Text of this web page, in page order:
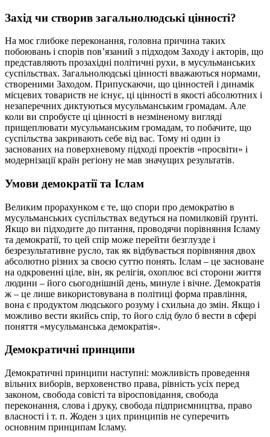
Захід чи створив загальнолюдські цінності?
На моє глибоке переконання, головна причина таких
побоювань і спорів пов’язаний з підходом Заходу і акторів, що
представляють прозахідні політичні рухи, в мусульманських
суспільствах. Загальнолюдські цінності вважаються нормами,
створеними Заходом. Припускаючи, що цінностей і динамік
місцевих товариств не існує, ці цінності в якості абсолютних і
незаперечних диктуються мусульманським громадам. Але
коли ви спробуєте ці цінності в незміненому вигляді
прищеплювати мусульманським громадам, то побачите, що
суспільства закривають себе від вас. Тому ні один із
заснованих на поверхневому підході проектів «просвіти» і
модернізації країн регіону не мав значущих результатів.
Умови демократії та Іслам
Великим прорахунком є те, що спори про демократію в
мусульманських суспільствах ведуться на помилковій ґрунті.
Якщо ви підходите до питання, проводячи порівняння Ісламу
та демократії, то цей спір може перейти безглузде і
безрезультативне русло, так як відбувається порівняння двох
абсолютно різних за своєю суттю понять. Іслам – це засноване
на одкровенні ціле, він, як релігія, охоплює всі сторони життя
людини – його сьогоднішній день, минуле і вічне. Демократія
ж – це лише використовувана в політиці форма правління,
вона є продуктом людського розуму і схильна до змін. Якщо і
можливо вести якийсь спір, то його слід було б вести в сфері
поняття «мусульманська демократія».
Демократичні принципи
Демократичні принципи наступні: можливість проведення
вільних виборів, верховенство права, рівність усіх перед
законом, свобода совісті та віросповідання, свобода
переконання, слова і друку, свобода підприємництва, право
власності і т. п. Жоден з цих принципів не суперечить
основним принципам Ісламу.